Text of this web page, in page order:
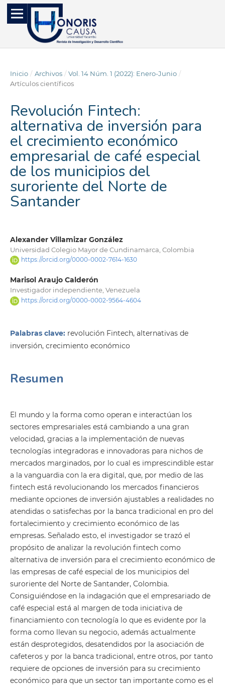
Inicio / Archivos / Vol. 14 Núm. 1 (2022): Enero-Junio /
Artículos científicos
Revolución Fintech:
alternativa de inversión para
el crecimiento económico
empresarial de café especial
de los municipios del
suroriente del Norte de
Santander
Alexander Villamizar González
Universidad Colegio Mayor de Cundinamarca, Colombia
https://orcid.org/0000-0002-7614-1630
Marisol Araujo Calderón
Investigador independiente, Venezuela
https://orcid.org/0000-0002-9564-4604
Palabras clave: revolución Fintech, alternativas de
inversión, crecimiento económico
Resumen
El mundo y la forma como operan e interactúan los
sectores empresariales está cambiando a una gran
velocidad, gracias a la implementación de nuevas
tecnologías integradoras e innovadoras para nichos de
mercados marginados, por lo cual es imprescindible estar
a la vanguardia con la era digital, que, por medio de las
fintech está revolucionando los mercados financieros
mediante opciones de inversión ajustables a realidades no
atendidas o satisfechas por la banca tradicional en pro del
fortalecimiento y crecimiento económico de las
empresas. Señalado esto, el investigador se trazó el
propósito de analizar la revolución fintech como
alternativa de inversión para el crecimiento económico de
las empresas de café especial de los municipios del
suroriente del Norte de Santander, Colombia.
Consiguiéndose en la indagación que el empresariado de
café especial está al margen de toda iniciativa de
financiamiento con tecnología lo que es evidente por la
forma como llevan su negocio, además actualmente
están desprotegidos, desatendidos por la asociación de
cafeteros y por la banca tradicional, entre otros, por tanto
requiere de opciones de inversión para su crecimiento
económico para que un sector tan importante como es el